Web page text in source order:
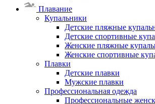
Плавание
Купальники
Детские пляжные
Детские спортивные
Женские пляжные
Женские спортивные
Плавки
Детские плавки
Мужские плавки
Профессиональная одежда
Профессиональные